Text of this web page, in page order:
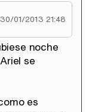
30/01/2013 21:48
noche
se
es